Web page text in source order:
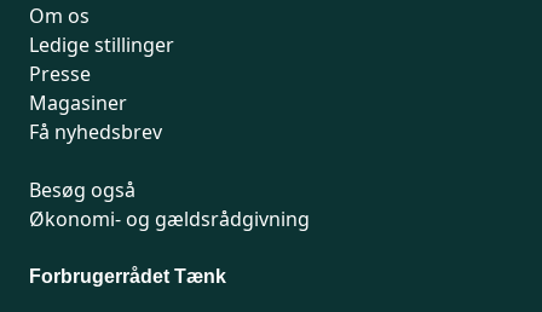
Om os
Ledige stillinger
Presse
Magasiner
Få nyhedsbrev
Besøg også
Økonomi- og gældsrådgivning
Forbrugerrådet Tænk